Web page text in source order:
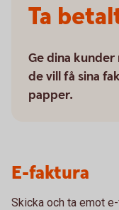
Ta
Ge dina
de vill få sina
papper.
E-faktura
Skicka och ta emot